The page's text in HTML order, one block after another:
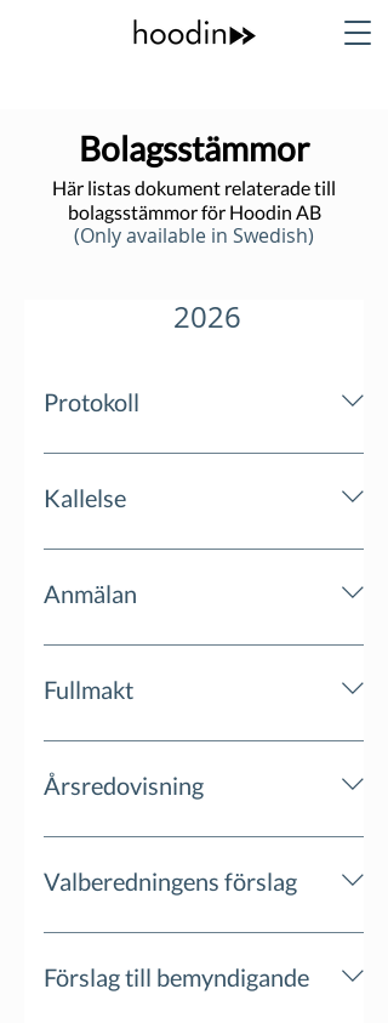
Bolagsstämmor
Här listas dokument relaterade till
bolagsstämmor för Hoodin AB
(Only available in Swedish)
2026
Protokoll
Kallelse
Anmälan
https://investors.hoodin.com/anmalan-
bolagsstamma26
Fullmakt
Årsredovisning
Valberedningens förslag
Förslag till bemyndigande